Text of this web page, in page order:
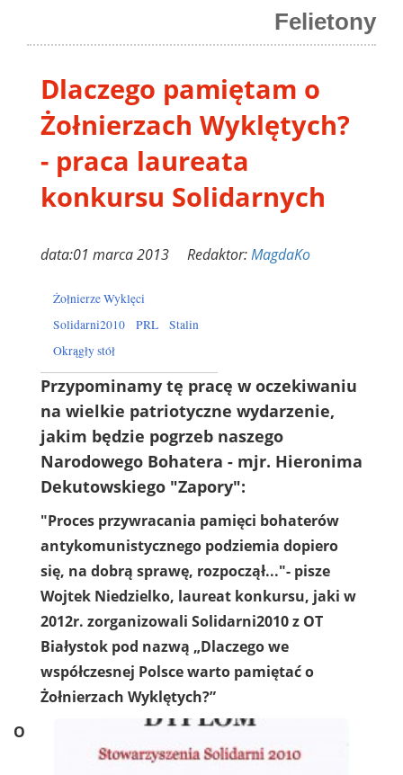
Felietony
Dlaczego pamiętam o
Żołnierzach Wyklętych?
- praca laureata
konkursu Solidarnych
data:01 marca 2013 Redaktor:MagdaKo
Żołnierze Wyklęci
Solidarni2010
PRL
Stalin
Okrągły stół
Przypominamy tę pracę w oczekiwaniu
na wielkie patriotyczne wydarzenie,
jakim będzie pogrzeb naszego
Narodowego Bohatera - mjr. Hieronima
Dekutowskiego "Zapory":
"Proces przywracania pamięci bohaterów
antykomunistycznego podziemia dopiero
się, na dobrą sprawę, rozpoczął..."- pisze
Wojtek Niedzielko, laureat konkursu, jaki w
2012r. zorganizowali Solidarni2010 z OT
Białystok pod nazwą „Dlaczego we
współczesnej Polsce warto pamiętać o
Żołnierzach Wyklętych?”
O